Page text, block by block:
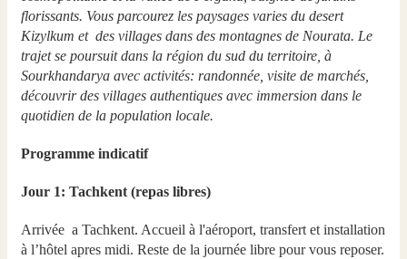
florissants. Vous parcourez les paysages varies du desert
Kizylkum et des villages dans des montagnes de Nourata. Le
trajet se poursuit dans la région du sud du territoire, à
Sourkhandarya avec activités: randonnée, visite de marchés,
découvrir des villages authentiques avec immersion dans le
quotidien de la population locale.
Programme indicatif
Jour 1: Tachkent (repas libres)
Arrivée a Tachkent. Accueil à l'aéroport, transfert et installation
à l’hôtel apres midi. Reste de la journée libre pour vous reposer.